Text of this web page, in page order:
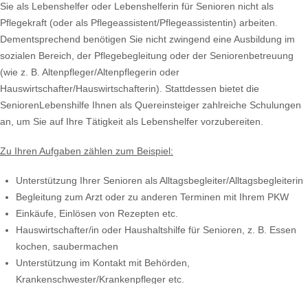
Sie als Lebenshelfer oder Lebenshelferin für Senioren nicht als
Pflegekraft (oder als Pflegeassistent/Pflegeassistentin) arbeiten.
Dementsprechend benötigen Sie nicht zwingend eine Ausbildung im
sozialen Bereich, der Pflegebegleitung oder der Seniorenbetreuung
(wie z. B. Altenpfleger/Altenpflegerin oder
Hauswirtschafter/Hauswirtschafterin). Stattdessen bietet die
SeniorenLebenshilfe Ihnen als Quereinsteiger zahlreiche Schulungen
an, um Sie auf Ihre Tätigkeit als Lebenshelfer vorzubereiten.
Zu Ihren Aufgaben zählen zum Beispiel:
Unterstützung Ihrer Senioren als Alltagsbegleiter/Alltagsbegleiterin
Begleitung zum Arzt oder zu anderen Terminen mit Ihrem PKW
Einkäufe, Einlösen von Rezepten etc.
Hauswirtschafter/in oder Haushaltshilfe für Senioren, z. B. Essen
kochen, saubermachen
Unterstützung im Kontakt mit Behörden,
Krankenschwester/Krankenpfleger etc.